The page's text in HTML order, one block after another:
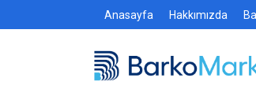
Anasayfa Hakkımızda